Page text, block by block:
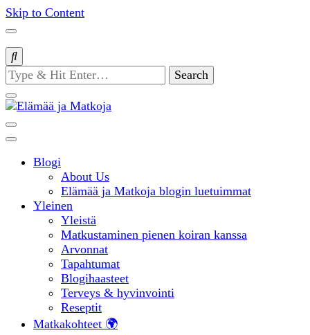
Skip to Content
Looking
for
Something?
Elämää ja
Matkoja
Blogi
About Us
Elämää ja Matkoja blogin luetuimmat
Yleinen
Yleistä
Matkustaminen pienen koiran kanssa
Arvonnat
Tapahtumat
Blogihaasteet
Terveys & hyvinvointi
Reseptit
Matkakohteet 🌍